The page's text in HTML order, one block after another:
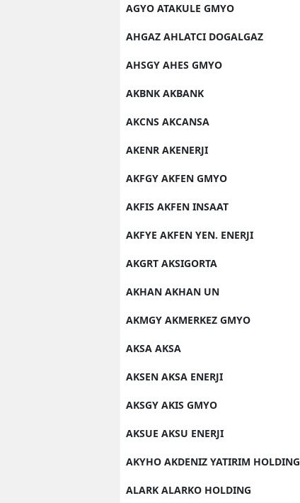
AGYO ATAKULE GMYO
AHGAZ AHLATCI DOGALGAZ
AHSGY AHES GMYO
AKBNK AKBANK
AKCNS AKCANSA
AKENR AKENERJI
AKFGY AKFEN GMYO
AKFIS AKFEN INSAAT
AKFYE AKFEN YEN. ENERJI
AKGRT AKSIGORTA
AKHAN AKHAN UN
AKMGY AKMERKEZ GMYO
AKSA AKSA
AKSEN AKSA ENERJI
AKSGY AKIS GMYO
AKSUE AKSU ENERJI
AKYHO AKDENIZ YATIRIM HOLDING
ALARK ALARKO HOLDING